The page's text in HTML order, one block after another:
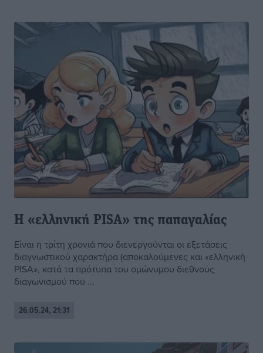
Η «ελληνική PISA» της παπαγαλίας
Είναι η τρίτη χρονιά που διενεργούνται οι εξετάσεις
διαγνωστικού χαρακτήρα (αποκαλούμενες και «ελληνική
PISA», κατά τα πρότυπα του ομώνυμου διεθνούς
διαγωνισμού που ...
26.05.24, 21:31